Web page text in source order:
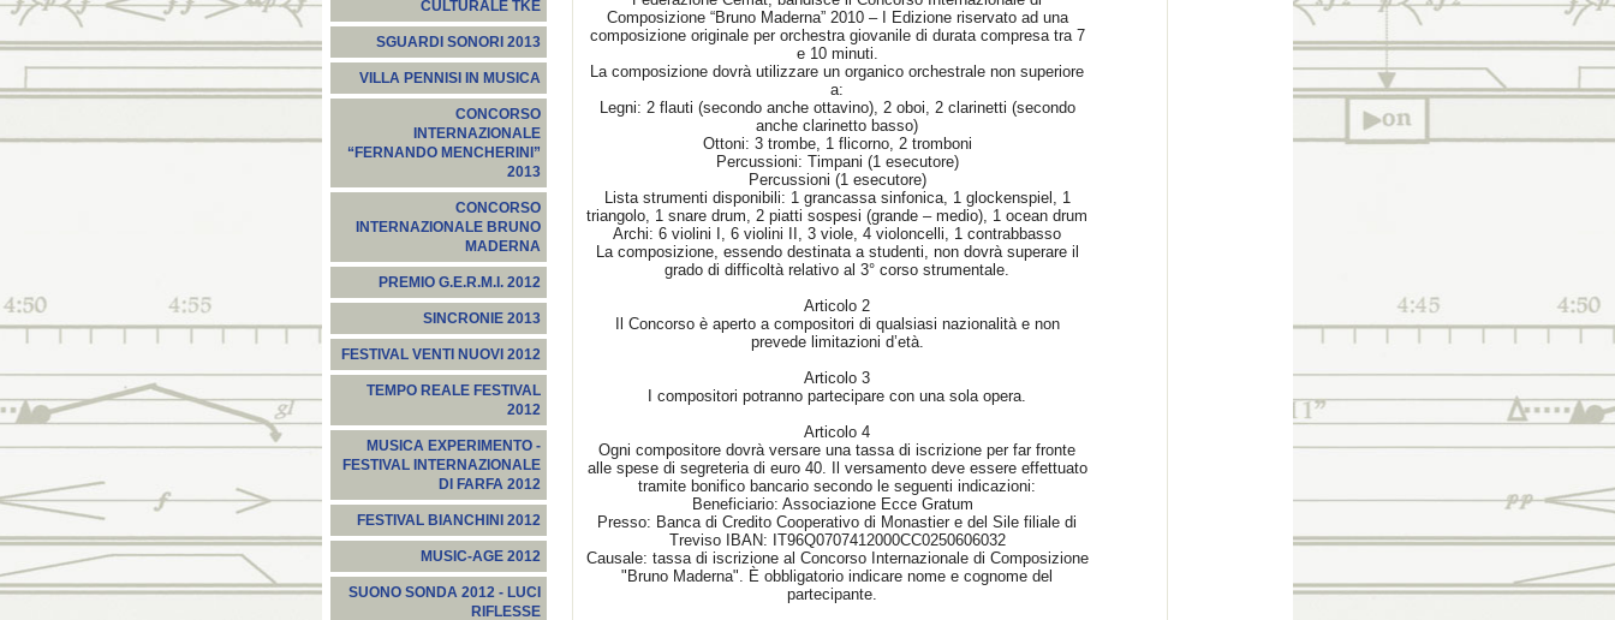
CULTURALE TKE
SGUARDI SONORI 2013
VILLA PENNISI IN MUSICA
CONCORSO
INTERNAZIONALE
“FERNANDO MENCHERINI”
2013
CONCORSO
INTERNAZIONALE BRUNO
MADERNA
PREMIO G.E.R.M.I. 2012
SINCRONIE 2013
FESTIVAL VENTI NUOVI 2012
TEMPO REALE FESTIVAL
2012
MUSICA EXPERIMENTO -
FESTIVAL INTERNAZIONALE
DI FARFA 2012
FESTIVAL BIANCHINI 2012
MUSIC-AGE 2012
SUONO SONDA 2012 - LUCI
RIFLESSE
Composizione “Bruno Maderna” 2010 – I Edizione riservato ad una
composizione originale per orchestra giovanile di durata compresa tra 7
e 10 minuti.
La composizione dovrà utilizzare un organico orchestrale non superiore
a:
Legni: 2 flauti (secondo anche ottavino), 2 oboi, 2 clarinetti (secondo
anche clarinetto basso)
Ottoni: 3 trombe, 1 flicorno, 2 tromboni
Percussioni: Timpani (1 esecutore)
Percussioni (1 esecutore)
Lista strumenti disponibili: 1 grancassa sinfonica, 1 glockenspiel, 1
triangolo, 1 snare drum, 2 piatti sospesi (grande – medio), 1 ocean drum
Archi: 6 violini I, 6 violini II, 3 viole, 4 violoncelli, 1 contrabbasso
La composizione, essendo destinata a studenti, non dovrà superare il
grado di difficoltà relativo al 3° corso strumentale.
Articolo 2
Il Concorso è aperto a compositori di qualsiasi nazionalità e non
prevede limitazioni d’età.
Articolo 3
I compositori potranno partecipare con una sola opera.
Articolo 4
Ogni compositore dovrà versare una tassa di iscrizione per far fronte
alle spese di segreteria di euro 40. Il versamento deve essere effettuato
tramite bonifico bancario secondo le seguenti indicazioni:
Beneficiario: Associazione Ecce Gratum
Presso: Banca di Credito Cooperativo di Monastier e del Sile filiale di
Treviso IBAN: IT96Q0707412000CC0250606032
Causale: tassa di iscrizione al Concorso Internazionale di Composizione
"Bruno Maderna". È obbligatorio indicare nome e cognome del
partecipante.